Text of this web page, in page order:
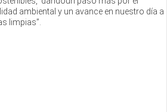
ambiental y un avance en nuestro día a
limpias”.